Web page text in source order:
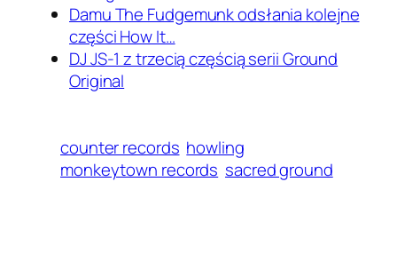
Damu The Fudgemunk odsłania kolejne
części How It…
DJ JS-1 z trzecią częścią serii Ground
Original
counter records howling
monkeytown records sacred ground